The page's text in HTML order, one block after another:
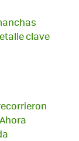
clave